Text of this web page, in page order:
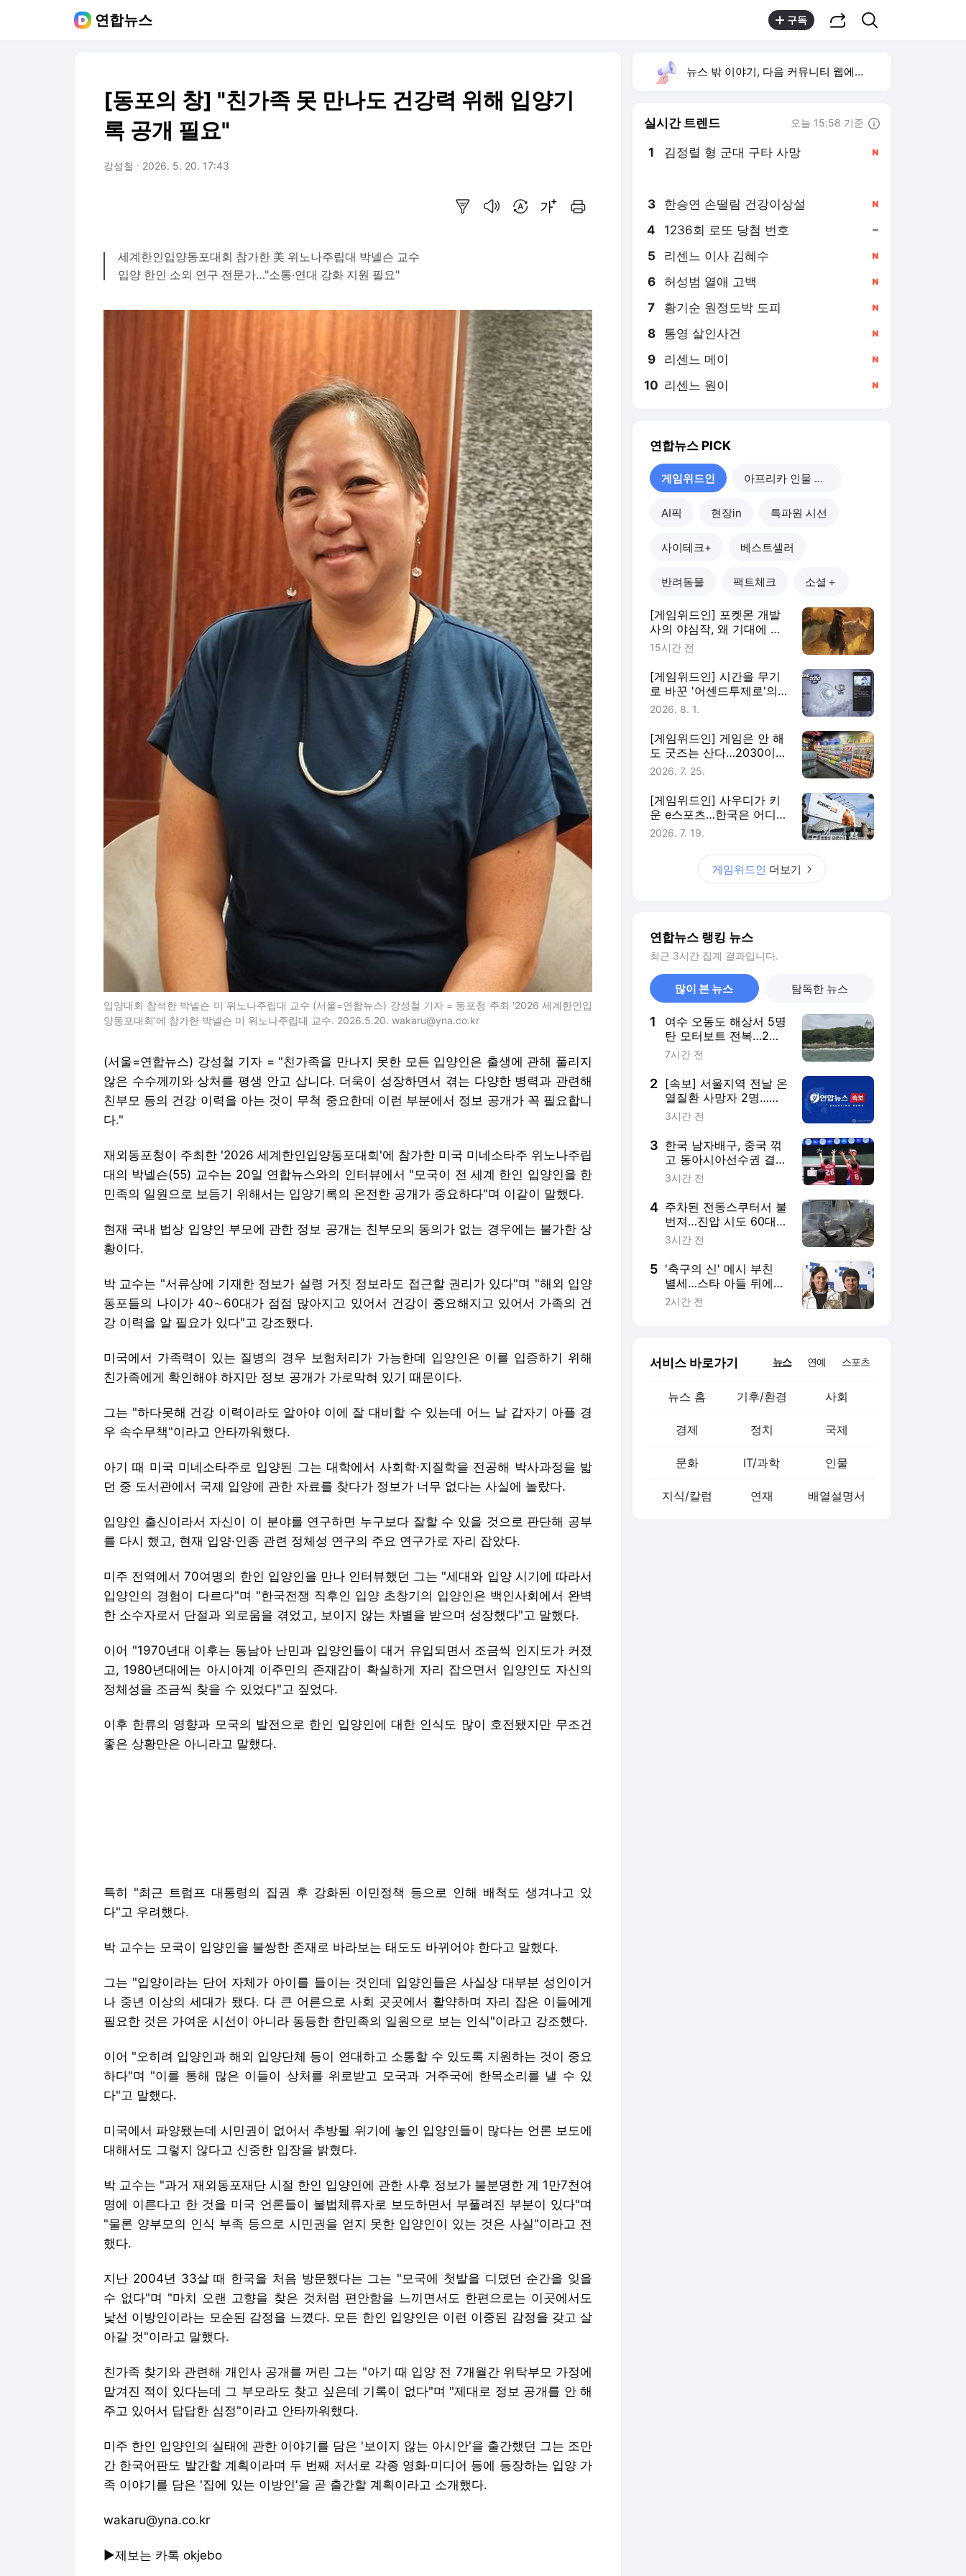
연합뉴스 구독
[동포의 창] "친가족 못 만나도 건강력 위해 입양기
록 공개 필요"
강성철 2026. 5. 20. 17:43
세계한인입양동포대회 참가한 美 위노나주립대 박넬슨 교수
입양 한인 소외 연구 전문가…"소통·연대 강화 지원 필요"
입양대회 참석한 박넬슨 미 위노나주립대 교수 (서울=연합뉴스) 강성철 기자 = 동포청 주최 '2026 세계한인입
양동포대회'에 참가한 박넬슨 미 위노나주립대 교수. 2026.5.20. wakaru@yna.co.kr
(서울=연합뉴스) 강성철 기자 = "친가족을 만나지 못한 모든 입양인은 출생에 관해 풀리지
않은 수수께끼와 상처를 평생 안고 삽니다. 더욱이 성장하면서 겪는 다양한 병력과 관련해
친부모 등의 건강 이력을 아는 것이 무척 중요한데 이런 부분에서 정보 공개가 꼭 필요합니
다."
재외동포청이 주최한 '2026 세계한인입양동포대회'에 참가한 미국 미네소타주 위노나주립
대의 박넬슨(55) 교수는 20일 연합뉴스와의 인터뷰에서 "모국이 전 세계 한인 입양인을 한
민족의 일원으로 보듬기 위해서는 입양기록의 온전한 공개가 중요하다"며 이같이 말했다.
현재 국내 법상 입양인 부모에 관한 정보 공개는 친부모의 동의가 없는 경우에는 불가한 상
황이다.
박 교수는 "서류상에 기재한 정보가 설령 거짓 정보라도 접근할 권리가 있다"며 "해외 입양
동포들의 나이가 40∼60대가 점점 많아지고 있어서 건강이 중요해지고 있어서 가족의 건
강 이력을 알 필요가 있다"고 강조했다.
미국에서 가족력이 있는 질병의 경우 보험처리가 가능한데 입양인은 이를 입증하기 위해
친가족에게 확인해야 하지만 정보 공개가 가로막혀 있기 때문이다.
그는 "하다못해 건강 이력이라도 알아야 이에 잘 대비할 수 있는데 어느 날 갑자기 아플 경
우 속수무책"이라고 안타까워했다.
아기 때 미국 미네소타주로 입양된 그는 대학에서 사회학·지질학을 전공해 박사과정을 밟
던 중 도서관에서 국제 입양에 관한 자료를 찾다가 정보가 너무 없다는 사실에 놀랐다.
입양인 출신이라서 자신이 이 분야를 연구하면 누구보다 잘할 수 있을 것으로 판단해 공부
를 다시 했고, 현재 입양·인종 관련 정체성 연구의 주요 연구가로 자리 잡았다.
미주 전역에서 70여명의 한인 입양인을 만나 인터뷰했던 그는 "세대와 입양 시기에 따라서
입양인의 경험이 다르다"며 "한국전쟁 직후인 입양 초창기의 입양인은 백인사회에서 완벽
한 소수자로서 단절과 외로움을 겪었고, 보이지 않는 차별을 받으며 성장했다"고 말했다.
이어 "1970년대 이후는 동남아 난민과 입양인들이 대거 유입되면서 조금씩 인지도가 커졌
고, 1980년대에는 아시아계 이주민의 존재감이 확실하게 자리 잡으면서 입양인도 자신의
정체성을 조금씩 찾을 수 있었다"고 짚었다.
이후 한류의 영향과 모국의 발전으로 한인 입양인에 대한 인식도 많이 호전됐지만 무조건
좋은 상황만은 아니라고 말했다.
나 중년 이상의 세대가 됐다. 다 큰 어른으로 사회 곳곳에서 활약하며 자리 잡은 이들에게
필요한 것은 가여운 시선이 아니라 동등한 한민족의 일원으로 보는 인식"이라고 강조했다.
이어 "오히려 입양인과 해외 입양단체 등이 연대하고 소통할 수 있도록 지원하는 것이 중요
다"고 말했다.
미국에서 파양됐는데 시민권이 없어서 추방될 위기에 놓인 입양인들이 많다는 언론 보도에
박 교수는 "과거 재외동포재단 시절 한인 입양인에 관한 사후 정보가 불분명한 게 1만7천여
명에 이른다고 한 것을 미국 언론들이 불법체류자로 보도하면서 부풀려진 부분이 있다"며
했다.
수 없다"며 "마치 오랜 고향을 찾은 것처럼 편안함을 느끼면서도 한편으로는 이곳에서도
낯선 이방인이라는 모순된 감정을 느꼈다. 모든 한인 입양인은 이런 이중된 감정을 갖고 살
아갈 것"이라고 말했다.
맡겨진 적이 있다는데 그 부모라도 찾고 싶은데 기록이 없다"며 "제대로 정보 공개를 안 해
주고 있어서 답답한 심정"이라고 안타까워했다.
미주 한인 입양인의 실태에 관한 이야기를 담은 '보이지 않는 아시안'을 출간했던 그는 조만
족 이야기를 담은 '집에 있는 이방인'을 곧 출간할 계획이라고 소개했다.
wakaru@yna.co.kr
▶제보는 카톡 okjebo
Copyright © 연합뉴스. 무단전재 -재배포, AI 학습 및 활용 금지
뉴스 밖 이야기, 다음 커뮤니티 웹에서 보기
실시간 트렌드 오늘 15:58 기준
1 김정렬 형 군대 구타 사망
3 한승연 손떨림 건강이상설
4 1236회 로또 당첨 번호
5 리센느 이사 김혜수
6 허성범 열애 고백
7 황기순 원정도박 도피
8 통영 살인사건
9 리센느 메이
10 리센느 원이
연합뉴스 PICK
게임위드인 아프리카 인물 열전
AI픽 현장in 특파원 시선
사이테크+ 베스트셀러
반려동물 팩트체크 소셜＋
[게임위드인] 포켓몬 개발
사의 야심작, 왜 기대에 못
미쳤나
15시간 전
[게임위드인] 시간을 무기
로 바꾼 '어센드투제로'의
실험
2026. 8. 1.
[게임위드인] 게임은 안 해
도 굿즈는 산다…2030이
게임에 남는 법
2026. 7. 25.
[게임위드인] 사우디가 키
운 e스포츠…한국은 어디에
있나
2026. 7. 19.
게임위드인 더보기
연합뉴스 랭킹 뉴스
최근 3시간 집계 결과입니다.
많이 본 뉴스 탐독한 뉴스
1
여수 오동도 해상서 5명
탄 모터보트 전복…2명
사망(종합3보)
7시간 전
2 [속보] 서울지역 전날 온
열질환 사망자 2명…올
해 최다
3시간 전
3 한국 남자배구, 중국 꺾
고 동아시아선수권 결승
행…9일 한일전
3시간 전
4 주차된 전동스쿠터서 불
번져…진압 시도 60대 2
도 화상(종합)
3시간 전
5 '축구의 신' 메시 부친
별세…스타 아들 뒤에
선 조용한 조력자
2시간 전
서비스 바로가기 뉴스 연예 스포츠
뉴스 홈 기후/환경 사회
경제 정치 국제
문화 IT/과학 인물
지식/칼럼 연재 배열설명서